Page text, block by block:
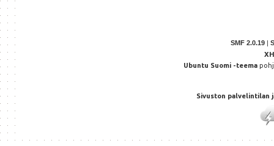
SMF 2.0.19 |
Ubuntu Suomi -teema
Sivuston palvelintilan